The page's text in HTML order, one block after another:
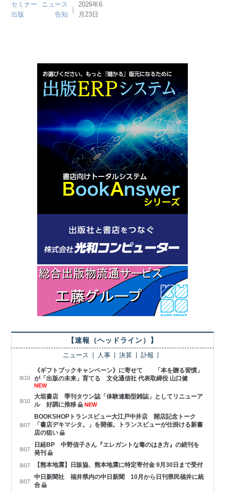
セミナー
ニュース
出版
告知
｜
2026年6
月23日
【速報（ヘッドライン）】
ニュース 人事 決算 訃報
8/10
《ギフトブックキャンペーン》に寄せて 「本を贈る習慣」
が「出版の未来」育てる 文化通信社 代表取締役 山口健
NEW
8/10
大垣書店 季刊タウン誌「体験連動型雑誌」としてリニューア
ル 好調に推移
NEW
8/07
BOOKSHOPトランスビュー大江戸中井店 開店記念トーク
「書店デキマシタ。」を開催。トランスビューが仕掛ける新書
店の狙い
8/07
日経BP 中野信子さん『エレガントな毒のはき方』の続刊を
発刊
8/07 【熊本地震】日販協、熊本地震に特定寄付金 9月30日まで受付
8/07
中日新聞社 福井県内の中日新聞 10月から日刊県民福井に統
合